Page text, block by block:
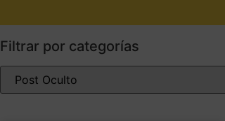
Filtrar por categorías